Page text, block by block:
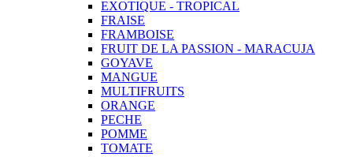
EXOTIQUE - TROPICAL
FRAISE
FRAMBOISE
FRUIT DE LA PASSION - MARACUJA
GOYAVE
MANGUE
MULTIFRUITS
ORANGE
PECHE
POMME
TOMATE